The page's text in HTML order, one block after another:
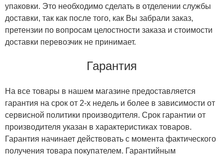
упаковки. Это необходимо сделать в отделении службы
доставки, так как после того, как Вы забрали заказ,
претензии по вопросам целостности заказа и стоимости
доставки перевозчик не принимает.
Гарантия
На все товары в нашем магазине предоставляется
гарантия на срок от 2-х недель и более в зависимости от
сервисной политики производителя. Срок гарантии от
производителя указан в характеристиках товаров.
Гарантия начинает действовать с момента фактического
получения товара покупателем. Гарантийным